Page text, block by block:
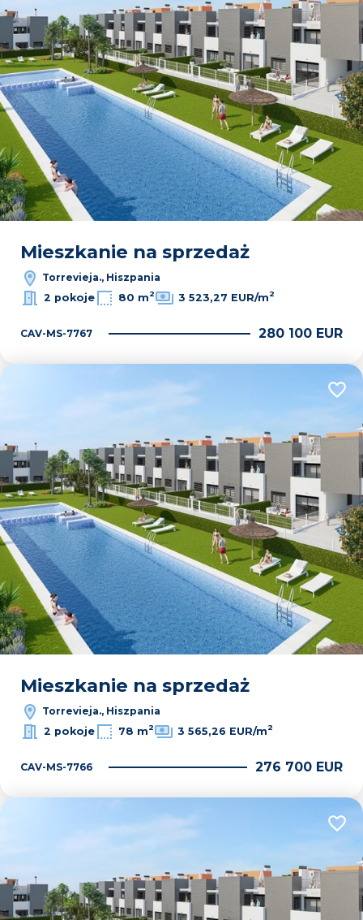
Mieszkanie na sprzedaż
Torrevieja., Hiszpania
2 pokoje
80 m2 3 523,27 EUR/m2
CAV-MS-7767 280 100 EUR
Mieszkanie na sprzedaż
Torrevieja., Hiszpania
2 pokoje
78 m2 3 565,26 EUR/m2
CAV-MS-7766 276 700 EUR